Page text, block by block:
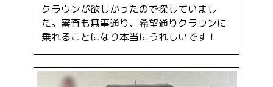
クラウンが欲しかったので探していまし
た。審査も無事通り、希望通りクラウンに
乗れることになり本当にうれしいです！